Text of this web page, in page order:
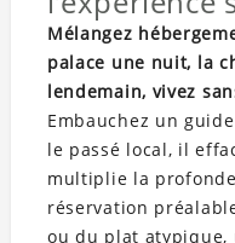
Mélangez
palace une nuit, la
lendemain, vivez
Embauchez un
le passé local, il
multiplie la
réservation
ou du plat